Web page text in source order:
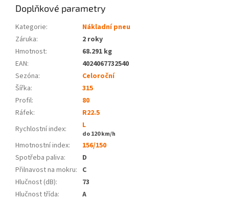
Doplňkové parametry
Kategorie:
Nákladní pneu
Záruka:
2 roky
Hmotnost:
68.291 kg
EAN:
4024067732540
Sezóna:
Celoroční
Šířka:
315
Profil:
80
Ráfek:
R22.5
Rychlostní index:
L
do 120 km/h
Hmotnostní index:
156/150
Spotřeba paliva:
D
Přilnavost na mokru: C
Hlučnost (dB):
73
Hlučnost třída:
A